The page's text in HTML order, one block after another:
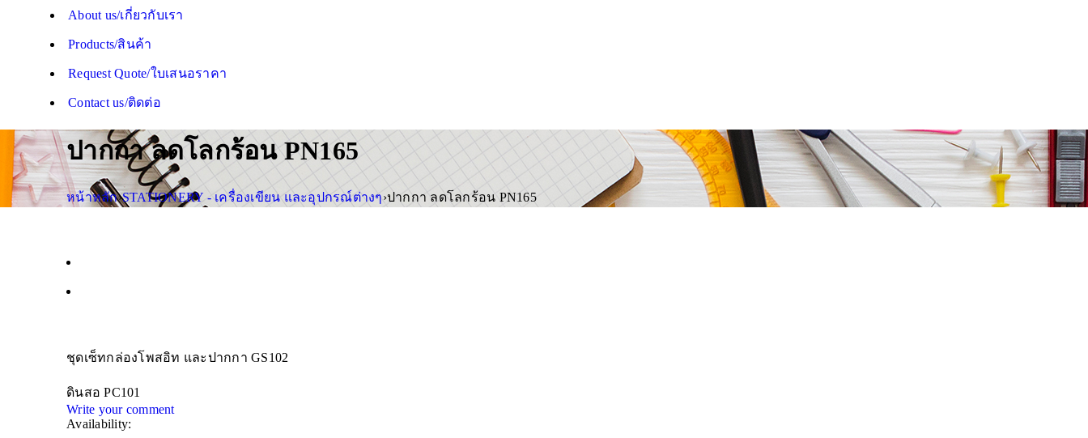
About us/เกี่ยวกับเรา
Products/สินค้า
Request Quote/ใบเสนอราคา
Contact us/ติดต่อ
ปากกา ลดโลกร้อน PN165
หน้าหลัก›STATIONERY - เครื่องเขียน และอุปกรณ์ต่างๆ›ปากกา ลดโลกร้อน PN165
ชุดเซ็ทกล่องโพสอิท และปากกา GS102
ดินสอ PC101
Write your comment
Availability: